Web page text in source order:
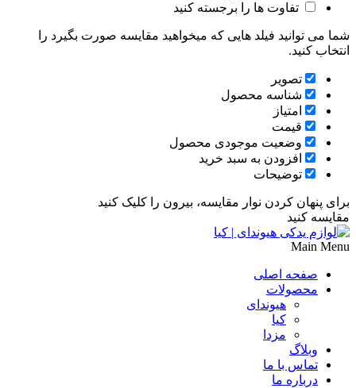
تفاوت ها را برجسته کنید
شما می توانید فیلد هایی که میخواهید مقایسه صورت بگیرد را
انتخاب کنید.
تصویر
شناسه محصول
امتیاز
قیمت
وضعیت موجودی محصول
افزودن به سبد خرید
توضیحات
برای پنهان کردن نوار مقایسه، بیرون را کلیک کنید
مقایسه کنید
Main Menu
صفحه اصلی
محصولات
هیوندای
کیا
مزدا
وبلاگ
تماس با ما
درباره ما